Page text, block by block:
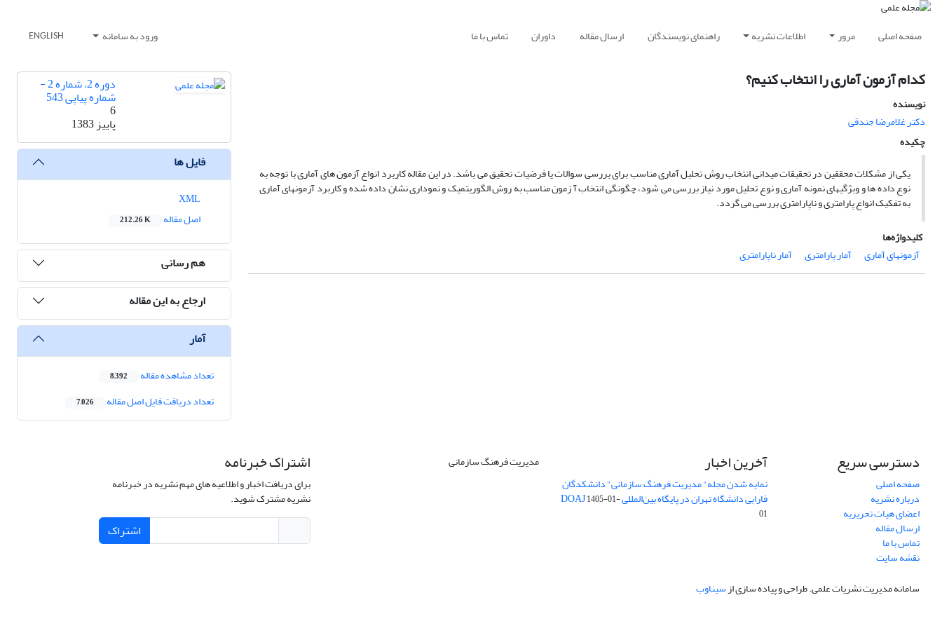
صفحه اصلی مرور اطلاعات نشریه راهنمای نویسندگان ارسال مقاله داوران تماس با ما ورود به سامانه ENGLISH
کدام آزمون آماری را انتخاب کنیم؟
نویسنده
دکتر غلامرضا جندقى
چکیده
یکی از مشکلات محققین در تحقبقات میدانی انتخاب روش تحلبل آماری مناسب برای بررسی سوالات یا فرضیات تحقیق می باشد. در این مقاله کاربرد انواع آزمون های آماری با توجه به
نوع داده ها و وبژگیهای نمونه آماری و نوع تحلیل مورد نیاز بررسی می شود، چگونگی انتخاب آ زمون مناسب به روش الگوریتمیک و نموداری نشان داده شده و کاربرد آزمونهای آماری
به تفکیک انواع پارامتری و ناپارامتری بررسی می گردد.
کلیدواژه‌ها
آزمونهای آماری
آمار پارامتری آمار ناپارامتری
دوره 2، شماره 2 -
شماره پیاپی 543
6
پاییز 1383
فایل ها
اصل مقاله
212.26 K
هم رسانی
ارجاع به این مقاله
آمار
تعداد مشاهده مقاله 8,392
تعداد دریافت فایل اصل مقاله 7,026
دسترسی سریع
صفحه اصلی
درباره نشریه
اعضای هیات تحریریه
ارسال مقاله
تماس با ما
نقشه سایت
آخرین اخبار
نمایه شدن مجله" مدیریت فرهنگ سازمانی" دانشکدگان
فارابی دانشگاه تهران در پایگاه بین‌المللی DOAJ1405-01-
01
مدیریت فرهنگ سازمانی اشتراک خبرنامه
برای دریافت اخبار و اطلاعیه های مهم نشریه در خبرنامه
نشریه مشترک شوید.
اشتراک
سامانه مدیریت نشریات علمی.طراحی و پیاده سازی ازسیناوب